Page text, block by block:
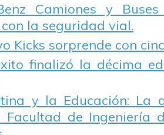
Camiones y
la seguridad vial.
Kicks sorprende con
finalizó la décima
y la Educación: La
de Ingeniería